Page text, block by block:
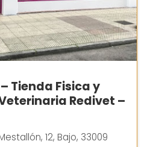
Tienda Fisica y
Redivet –
12, Bajo, 33009